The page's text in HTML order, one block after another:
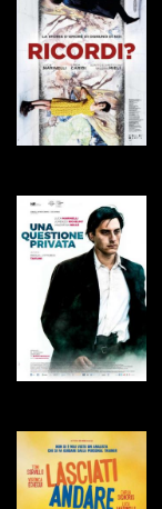
VAI ALLA SCHEDA
GUARDA IL TRAILER
VAI ALLA SCHEDA
GUARDA IL TRAILER